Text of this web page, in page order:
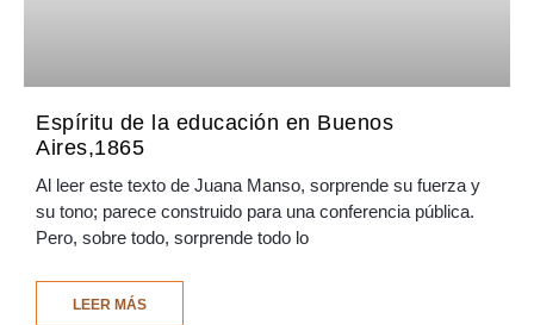
Espíritu de la educación en Buenos
Aires,1865
Al leer este texto de Juana Manso, sorprende su fuerza y
su tono; parece construido para una conferencia pública.
Pero, sobre todo, sorprende todo lo
LEER MÁS